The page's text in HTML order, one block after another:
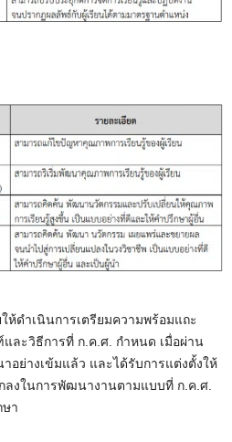
ห้ดำเนินการเตรียมความพร้อมแถะ
ละวิธีการที่ ก.ค.ศ. กำหนด เมื่อผ่าน
อย่างเข้มแล้ว และได้รับการแต่งตั้งให้
ลงในการพัฒนางานตามแบบที่ ก.ค.ศ.
า